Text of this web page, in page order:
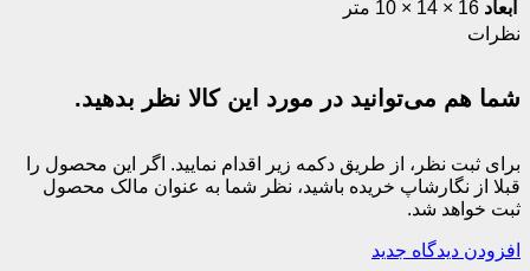
ابعاد 16 × 14 × 10 متر
نظرات
شما هم می‌توانید در مورد این کالا نظر بدهید.
برای ثبت نظر، از طریق دکمه زیر اقدام نمایید. اگر این محصول را
قبلا از نگارشاپ خریده باشید، نظر شما به عنوان مالک محصول
ثبت خواهد شد.
افزودن دیدگاه جدید